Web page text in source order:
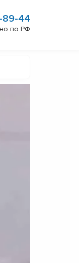
89-44
по РФ